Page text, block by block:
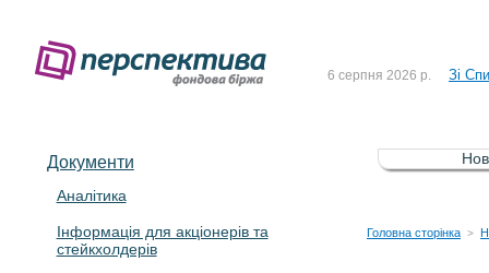
6 серпня 2026 р. Зі
5 серпня 2026 р. Зі
4 серпня 2026 р. До
Документи
Аналітика
Інформація для акціонерів та
стейкхолдерів
Головна сторінка >